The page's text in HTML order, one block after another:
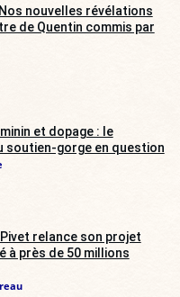
Nos nouvelles révélations
de Quentin commis par
et dopage : le
soutien-gorge en question
relance son projet
à près de 50 millions